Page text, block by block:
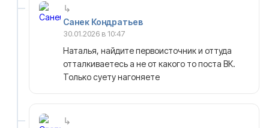
Санек Кондратьев
30.01.2026 в 10:47
Наталья, найдите первоисточник и оттуда
отталкиваетесь а не от какого то поста ВК.
Только суету нагоняете